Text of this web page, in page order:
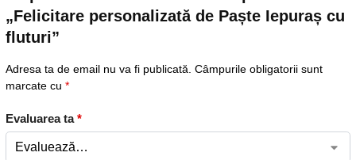
„Felicitare personalizată de Paște Iepuraș cu
fluturi”
Adresa ta de email nu va fi publicată. Câmpurile obligatorii sunt
marcate cu *
Evaluarea ta*